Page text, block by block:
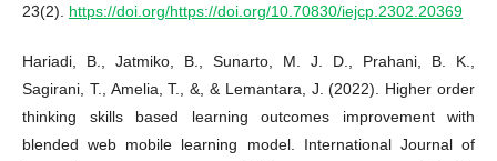
23(2). https://doi.org/https://doi.org/10.70830/iejcp.2302.20369
Hariadi, B., Jatmiko, B., Sunarto, M. J. D., Prahani, B. K.,
Sagirani, T., Amelia, T., &, & Lemantara, J. (2022). Higher order
thinking skills based learning outcomes improvement with
blended web mobile learning model. International Journal of